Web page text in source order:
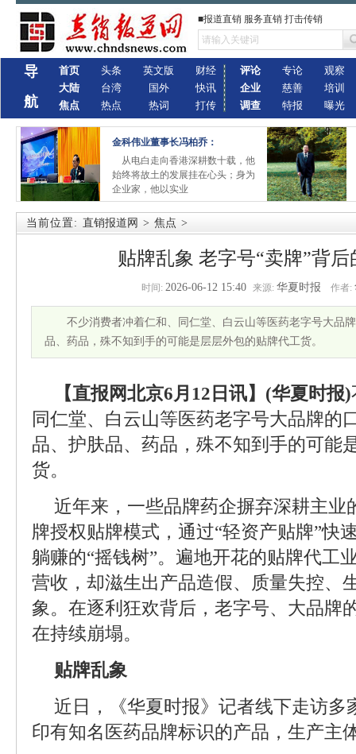
■报道直销 服务直销 打击传销
导
航
首页
大陆
焦点
头条
台湾
热点
英文版
国外
热词
财经
快讯
打传
评论
企业
调查
专论
慈善
特报
观察
培训
曝光
金科伟业董事长冯柏乔：
从电白走向香港深耕数十载，他
始终将故土的发展挂在心头；身为
企业家，他以实业
当前位置: 直销报道网 > 焦点 >
贴牌乱象 老字号“卖牌”背
时间: 2026-06-12 15:40 来源: 华夏时报 作者:
不少消费者冲着仁和、同仁堂、白云山等医药老字号大品
品、药品，殊不知到手的可能是层层外包的贴牌代工货。
【直报网北京6月12日讯】(华夏时报)
同仁堂、白云山等医药老字号大品牌的
品、护肤品、药品，殊不知到手的可能
货。
近年来，一些品牌药企摒弃深耕主业
牌授权贴牌模式，通过“轻资产贴牌”快
躺赚的“摇钱树”。遍地开花的贴牌代工
营收，却滋生出产品造假、质量失控、
象。在逐利狂欢背后，老字号、大品牌
在持续崩塌。
贴牌乱象
近日，《华夏时报》记者线下走访多
印有知名医药品牌标识的产品，生产主